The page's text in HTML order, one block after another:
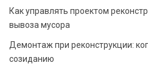
Как управлять проектом
вывоза мусора
Демонтаж при реконструкции:
созиданию